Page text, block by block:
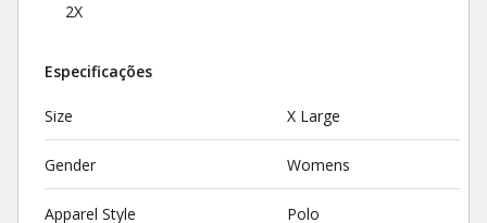
2X
Especificações
Size X Large
Gender Womens
Apparel Style Polo